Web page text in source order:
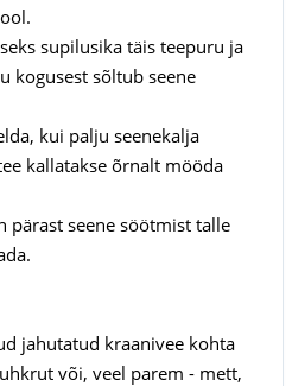
supilusika täis teepuru ja
kogusest sõltub seene
kui palju seenekalja
kallatakse õrnalt mööda
pärast seene söötmist talle
jahutatud kraanivee kohta
või, veel parem - mett,